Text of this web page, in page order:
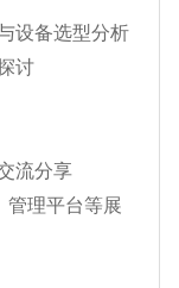
设备选型分析
讨
流分享
管理平台等展